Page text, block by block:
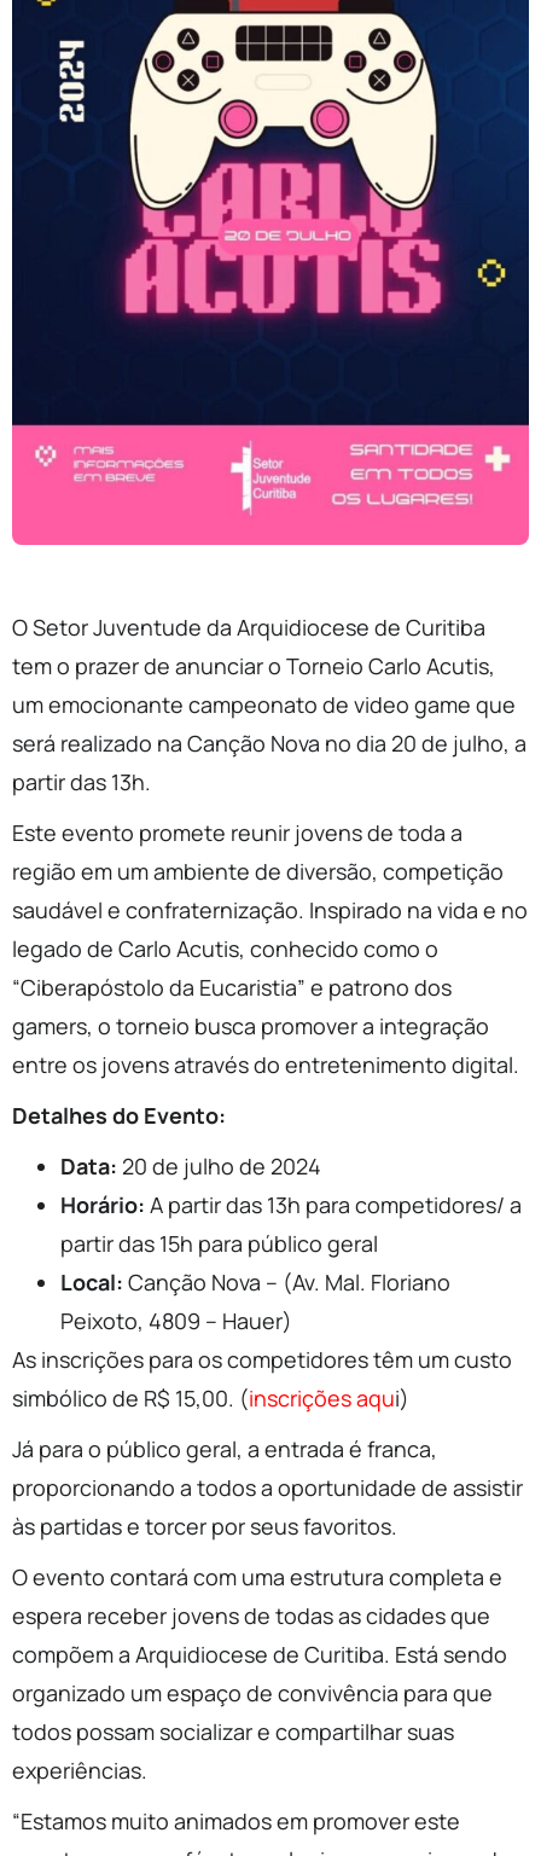
O Setor Juventude da Arquidiocese de Curitiba
tem o prazer de anunciar o Torneio Carlo Acutis,
um emocionante campeonato de video game que
será realizado na Canção Nova no dia 20 de julho, a
partir das 13h.
Este evento promete reunir jovens de toda a
região em um ambiente de diversão, competição
saudável e confraternização. Inspirado na vida e no
legado de Carlo Acutis, conhecido como o
“Ciberapóstolo da Eucaristia” e patrono dos
gamers, o torneio busca promover a integração
entre os jovens através do entretenimento digital.
Detalhes do Evento:
Data: 20 de julho de 2024
Horário: A partir das 13h para competidores/ a
partir das 15h para público geral
Local: Canção Nova – (Av. Mal. Floriano
Peixoto, 4809 – Hauer)
As inscrições para os competidores têm um custo
simbólico de R$ 15,00. (inscrições aqui)
Já para o público geral, a entrada é franca,
proporcionando a todos a oportunidade de assistir
às partidas e torcer por seus favoritos.
O evento contará com uma estrutura completa e
espera receber jovens de todas as cidades que
compõem a Arquidiocese de Curitiba. Está sendo
organizado um espaço de convivência para que
todos possam socializar e compartilhar suas
experiências.
“Estamos muito animados em promover este